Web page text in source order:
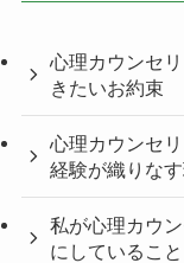
心理カウンセ
きたいお約束
心理カウンセ
経験が織りな
私が心理カウ
にしていること